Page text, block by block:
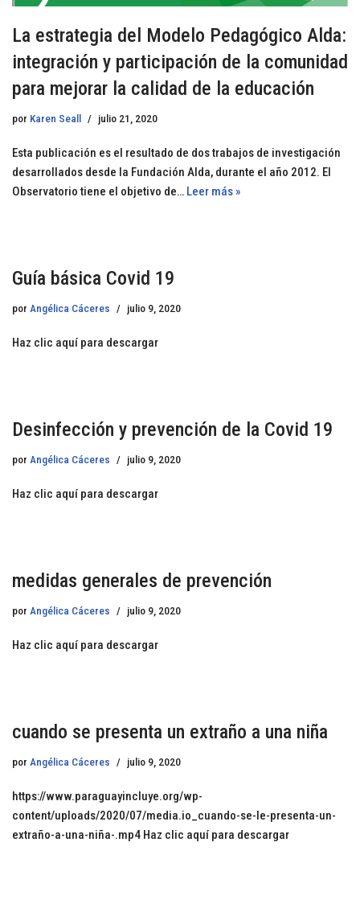
La estrategia del Modelo Pedagógico Alda:
integración y participación de la comunidad
para mejorar la calidad de la educación
por Karen Seall julio 21, 2020
Esta publicación es el resultado de dos trabajos de investigación
desarrollados desde la Fundación Alda, durante el año 2012. El
Observatorio tiene el objetivo de… Leer más »
Guía básica Covid 19
por Angélica Cáceres julio 9, 2020
Haz clic aquí para descargar
Desinfección y prevención de la Covid 19
por Angélica Cáceres julio 9, 2020
Haz clic aquí para descargar
medidas generales de prevención
por Angélica Cáceres julio 9, 2020
Haz clic aquí para descargar
cuando se presenta un extraño a una niña
por Angélica Cáceres julio 9, 2020
https://www.paraguayincluye.org/wp-
content/uploads/2020/07/media.io_cuando-se-le-presenta-un-
extraño-a-una-niña-.mp4 Haz clic aquí para descargar